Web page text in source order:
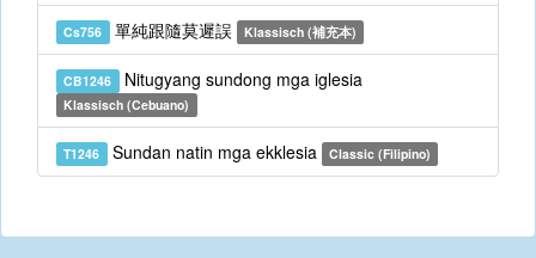
Cs756 單純跟隨莫遲誤 Klassisch (補充本)
CB1246 Nitugyang sundong mga iglesia
Klassisch (Cebuano)
T1246 Sundan natin mga ekklesia Classic (Filipino)